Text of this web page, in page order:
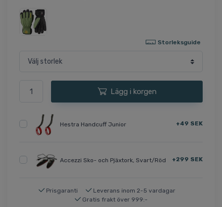
Storleksguide
Lägg i korgen
Hestra Handcuff Junior +49 SEK
Accezzi Sko- och Pjäxtork, Svart/Röd +299 SEK
Prisgaranti
Leverans inom 2-5 vardagar
Gratis frakt över 999:-